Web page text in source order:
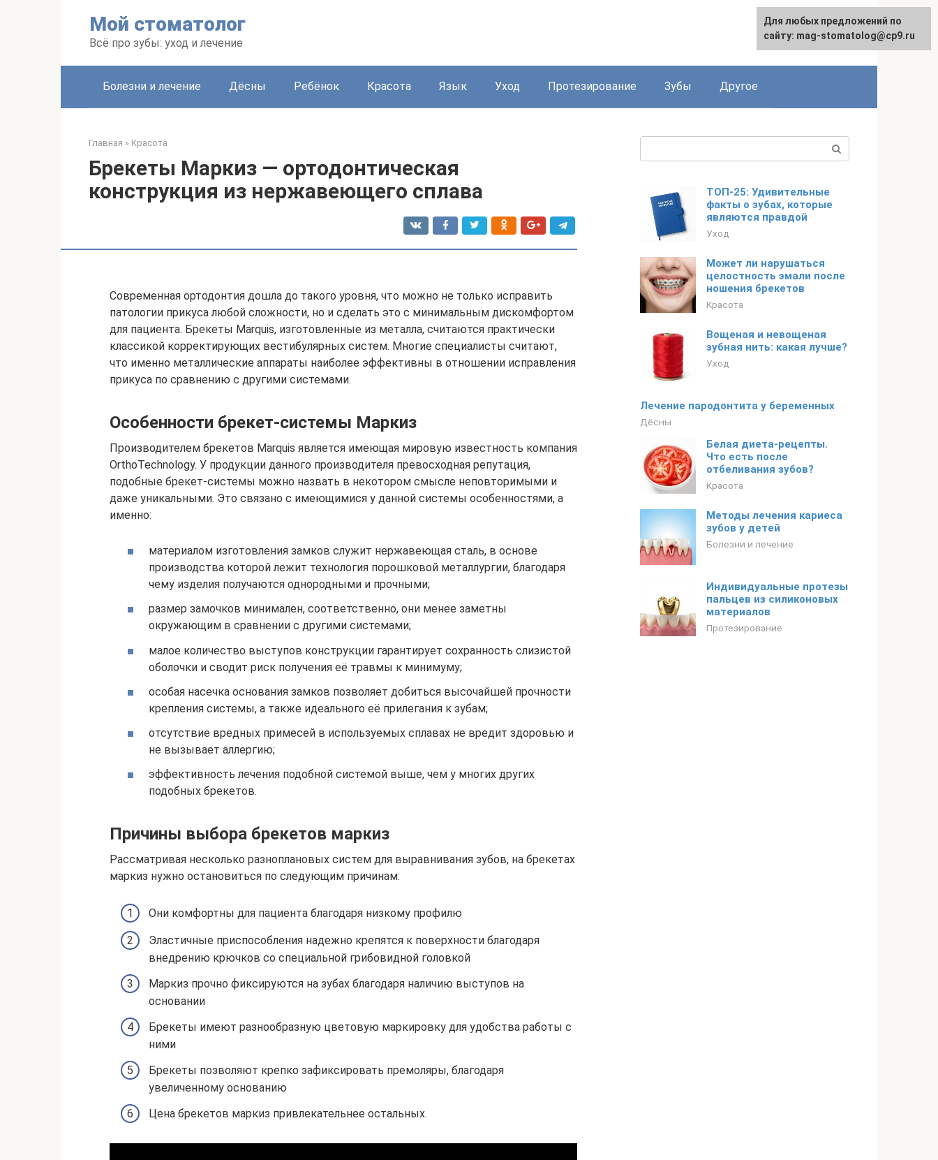
Мой стоматолог
Всё про зубы: уход и лечение
Болезни и лечение Дёсны Ребёнок Красота Язык Уход Протезирование Зубы Другое
Главная » Красота
Брекеты Маркиз — ортодонтическая
конструкция из нержавеющего сплава
Современная ортодонтия дошла до такого уровня, что можно не только исправить
патологии прикуса любой сложности, но и сделать это с минимальным дискомфортом
для пациента. Брекеты Marquis, изготовленные из металла, считаются практически
классикой корректирующих вестибулярных систем. Многие специалисты считают,
что именно металлические аппараты наиболее эффективны в отношении исправления
прикуса по сравнению с другими системами.
Особенности брекет-системы Маркиз
Производителем брекетов Marquis является имеющая мировую известность компания
OrthoTechnology. У продукции данного производителя превосходная репутация,
подобные брекет-системы можно назвать в некотором смысле неповторимыми и
даже уникальными. Это связано с имеющимися у данной системы особенностями, а
именно:
материалом изготовления замков служит нержавеющая сталь, в основе
производства которой лежит технология порошковой металлургии, благодаря
чему изделия получаются однородными и прочными;
размер замочков минимален, соответственно, они менее заметны
окружающим в сравнении с другими системами;
малое количество выступов конструкции гарантирует сохранность слизистой
оболочки и сводит риск получения её травмы к минимуму;
особая насечка основания замков позволяет добиться высочайшей прочности
крепления системы, а также идеального её прилегания к зубам;
отсутствие вредных примесей в используемых сплавах не вредит здоровью и
не вызывает аллергию;
эффективность лечения подобной системой выше, чем у многих других
подобных брекетов.
Причины выбора брекетов маркиз
Рассматривая несколько разноплановых систем для выравнивания зубов, на брекетах
маркиз нужно остановиться по следующим причинам:
Они комфортны для пациента благодаря низкому профилю
Эластичные приспособления надежно крепятся к поверхности благодаря
внедрению крючков со специальной грибовидной головкой
Маркиз прочно фиксируются на зубах благодаря наличию выступов на
основании
Брекеты имеют разнообразную цветовую маркировку для удобства работы с
ними
Брекеты позволяют крепко зафиксировать премоляры, благодаря
увеличенному основанию
Цена брекетов маркиз привлекательнее остальных.
ТОП-25: Удивительные
факты о зубах, которые
являются правдой
Уход
Может ли нарушаться
целостность эмали после
ношения брекетов
Красота
Вощеная и невощеная
зубная нить: какая лучше?
Уход
Лечение пародонтита у беременных
Дёсны
Белая диета-рецепты.
Что есть после
отбеливания зубов?
Красота
Методы лечения кариеса
зубов у детей
Болезни и лечение
Индивидуальные протезы
пальцев из силиконовых
материалов
Протезирование
Для любых предложений по
сайту: mag-stomatolog@cp9.ru